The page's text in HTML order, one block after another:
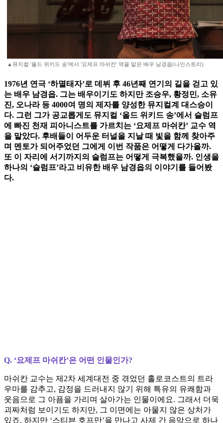
▲뮤지컬 '올드 위키드 송'에서 '요제프 마쉬칸' 역을 맡은 배우 남경읍(나인스토리)
1976년 연극 ‘하멸태자’로 데뷔 후 46년째 연기의 길을 걷고 있
는 배우 남경읍. 그는 배우이기도 하지만 조승우, 황정민, 소유
진, 오나라 등 4000여 명의 제자를 양성한 뮤지컬계 대스승이
다. 그런 그가 공교롭게도 뮤지컬 ‘올드 위키드 송’에서 슬럼프
에 빠진 천재 피아니스트를 가르치는 ‘요제프 마쉬칸’ 교수 역
을 맡았다. 후배들이 어두운 터널을 지날 때 빛을 함께 찾아주
며 멘토가 되어주었던 그에게 이번 작품은 어떻게 다가올까.
또 이 자리에 서기까지의 슬럼프는 어떻게 극복했을까. 인생을
하나의 ‘슬럼프’라고 비유한 배우 남경읍의 이야기를 들어봤
다.
Q. ‘요제프 마쉬칸’은 어떤 인물인가?
마쉬칸 교수는 제2차 세계대전 중 겪었던 홀로코스트의 트라
우마를 감추고, 감정을 드러내지 않기 위해 특유의 유쾌함과
웃음으로 그 아픔을 가리며 살아가는 인물이에요. 그래서 더욱
괴짜처럼 보이기도 하지만, 그 이면에는 아물지 않은 상처가
있죠. 하지만 ‘스티븐 호프만’을 만나고 사제 간 음악으로 하나